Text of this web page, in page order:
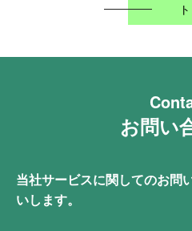
お問い
当社サービスに関してのお問
いします。